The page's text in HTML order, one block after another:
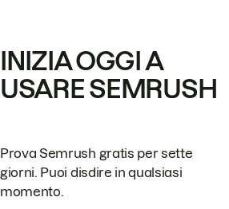
INIZIA OGGI A
USARE SEMRUSH
Prova Semrush gratis per sette
giorni. Puoi disdire in qualsiasi
momento.